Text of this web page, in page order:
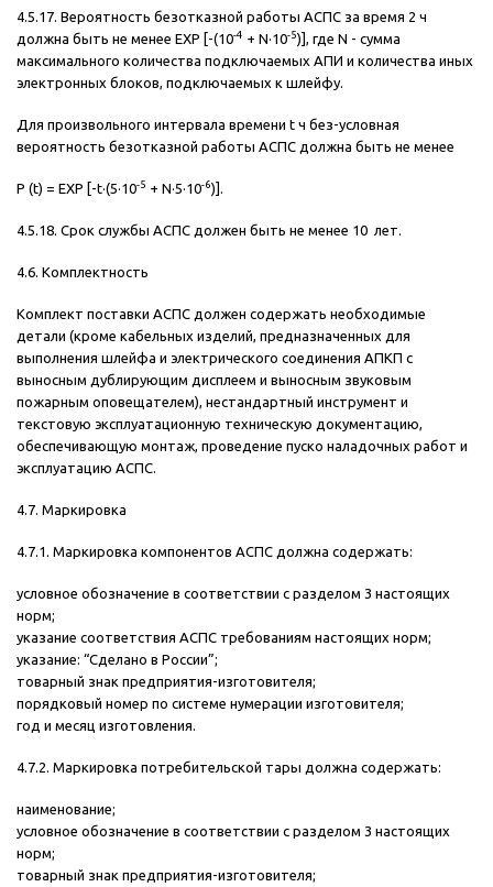
4.5.17. Вероятность безотказной работы АСПС за время 2 ч
должна быть не менее EXP [-(10-4 + N·10-5)], где N - сумма
максимального количества подключаемых АПИ и количества иных
электронных блоков, подключаемых к шлейфу.
Для произвольного интервала времени t ч без-условная
вероятность безотказной работы АСПС должна быть не менее
P (t) = EXP [-t·(5·10-5 + N·5·10-6)].
4.5.18. Срок службы АСПС должен быть не менее 10 лет.
4.6. Комплектность
Комплект поставки АСПС должен содержать необходимые
детали (кроме кабельных изделий, предназначенных для
выполнения шлейфа и электрического соединения АПКП с
выносным дублирующим дисплеем и выносным звуковым
пожарным оповещателем), нестандартный инструмент и
текстовую эксплуатационную техническую документацию,
обеспечивающую монтаж, проведение пуско наладочных работ и
эксплуатацию АСПС.
4.7. Маркировка
4.7.1. Маркировка компонентов АСПС должна содержать:
условное обозначение в соответствии с разделом 3 настоящих
норм;
указание соответствия АСПС требованиям настоящих норм;
указание: “Сделано в России”;
товарный знак предприятия-изготовителя;
порядковый номер по системе нумерации изготовителя;
год и месяц изготовления.
4.7.2. Маркировка потребительской тары должна содержать:
наименование;
условное обозначение в соответствии с разделом 3 настоящих
норм;
товарный знак предприятия-изготовителя;